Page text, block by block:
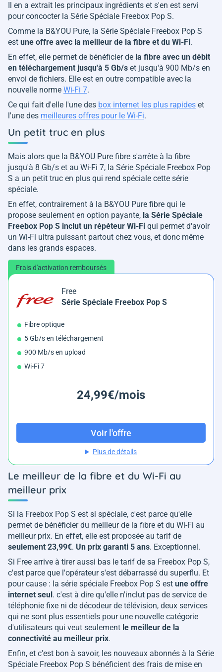
Il en a extrait les principaux ingrédients et s'en est servi
pour concocter la Série Spéciale Freebox Pop S.
Comme la B&YOU Pure, la Série Spéciale Freebox Pop S
est une offre avec la meilleur de la fibre et du Wi-Fi.
En effet, elle permet de bénéficier de la fibre avec un débit
en téléchargement jusqu'à 5 Gb/s et jusqu'à 900 Mb/s en
envoi de fichiers. Elle est en outre compatible avec la
nouvelle norme Wi-Fi 7.
Ce qui fait d'elle l'une des box internet les plus rapides et
l'une des meilleures offres pour le Wi-Fi.
Un petit truc en plus
Mais alors que la B&YOU Pure fibre s'arrête à la fibre
jusqu'à 8 Gb/s et au Wi-Fi 7, la Série Spéciale Freebox Pop
S a un petit truc en plus qui rend spéciale cette série
spéciale.
En effet, contrairement à la B&YOU Pure fibre qui le
propose seulement en option payante, la Série Spéciale
Freebox Pop S inclut un répéteur Wi-Fi qui permet d'avoir
un Wi-Fi ultra puissant partout chez vous, et donc même
dans les grands espaces.
Frais d'activation remboursés
Free
Série Spéciale Freebox Pop S
Fibre optique
5 Gb/s en téléchargement
900 Mb/s en upload
Wi-Fi 7
24,99€/mois
Voir l'offre
Plus de détails
Le meilleur de la fibre et du Wi-Fi au
meilleur prix
Si la Freebox Pop S est si spéciale, c'est parce qu'elle
permet de bénéficier du meilleur de la fibre et du Wi-Fi au
meilleur prix. En effet, elle est proposée au tarif de
seulement 23,99€. Un prix garanti 5 ans. Exceptionnel.
Si Free arrive à tirer aussi bas le tarif de sa Freebox Pop S,
c'est parce que l'opérateur s'est débarrassé du superflu. Et
pour cause : la série spéciale Freebox Pop S est une offre
internet seul . c'est à dire qu'elle n'inclut pas de service de
téléphonie fixe ni de décodeur de télévision, deux services
qui ne sont plus essentiels pour une nouvelle catégorie
d'utilisateurs qui veut seulement le meilleur de la
connectivité au meilleur prix.
Enfin, et c'est bon à savoir, les nouveaux abonnés à la Série
Spéciale Freebox Pop S bénéficient des frais de mise en